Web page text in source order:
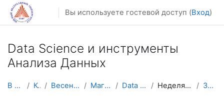
Перейти к основному содержанию
Вы используете гостевой доступ (Вход)
Data Science и инструменты
Анализа Данных
В начало Курсы Весенний семестр Магистратура Data Scince и АД Неделя 9. 06.04-12.04 Задание 1